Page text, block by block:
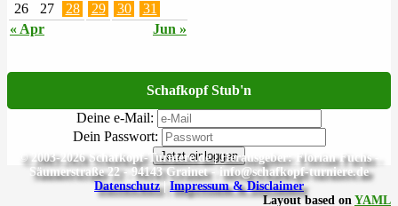
« Apr Jun »
26
27 28 29 30 31
Schafkopf Stub'n
Deine e-Mail:
Dein Passwort:
Jetzt einloggen
© 2003-2026 Schafkopf-Turniere.de | Herausgeber: Florian Fuchs -
Säumerstraße 22 - 94143 Grainet - info@schafkopf-turniere.de
Datenschutz| Impressum & Disclaimer
Layout based on YAML